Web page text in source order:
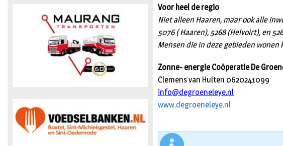
Voor heel de regio
Niet alleen Haaren, maar ook alle
5076 ( Haaren), 5268 (Helvoirt), en
Mensen die in deze gebieden
Zonne- energie Coöperatie De
Clemens van Hulten 0620241099
info@degroeneleye.nl
www.degroeneleye.nl